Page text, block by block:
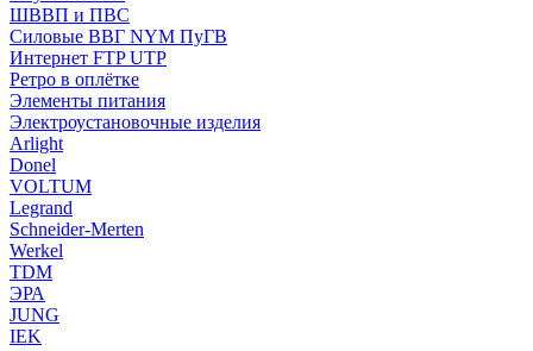
ШВВП и ПВС
Силовые ВВГ NYM ПуГВ
Интернет FTP UTP
Ретро в оплётке
Элементы питания
Электроустановочные изделия
Arlight
Donel
VOLTUM
Legrand
Schneider-Merten
Werkel
TDM
ЭРА
JUNG
IEK